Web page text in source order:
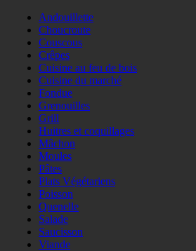
Andouillette
Choucroute
Couscous
Crêpes
Cuisine au feu de bois
Cuisine du marché
Fondue
Grenouilles
Grill
Huitres et coquillages
Mâchon
Moules
Pâtes
Plats Végétariens
Poisson
Quenelle
Salade
Saucisson
Viande